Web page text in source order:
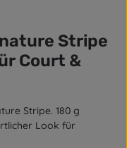
Stripe
Court &
Stripe. 180 g
Look für